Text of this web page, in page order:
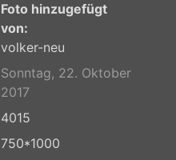
Foto hinzugefügt
von:
volker-neu
Sonntag, 22. Oktober
2017
4015
750*1000